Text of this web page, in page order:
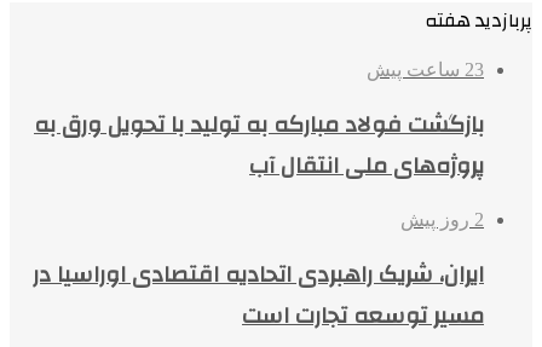
پربازدید هفته
23 ساعت پیش
بازگشت فولاد مبارکه به تولید با تحویل ورق به
پروژه‌های ملی انتقال آب
2 روز پیش
ایران، شریک راهبردی اتحادیه اقتصادی اوراسیا در
مسیر توسعه تجارت است